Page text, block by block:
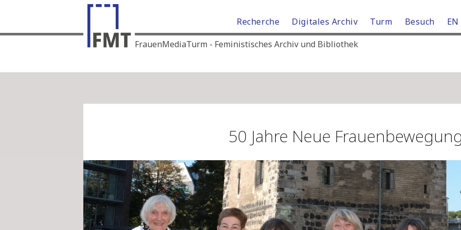
Recherche Digitales Archiv Turm Besuch
EN
FrauenMediaTurm - Feministisches Archiv und Bibliothek
50 Jahre Neue